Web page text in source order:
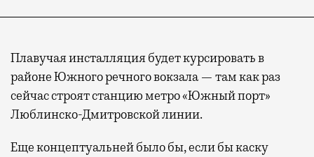
Плавучая инсталляция будет курсировать в
районе Южного речного вокзала — там как раз
сейчас строят станцию метро «Южный порт»
Люблинско-Дмитровской линии.
Еще концептуальней было бы, если бы каску